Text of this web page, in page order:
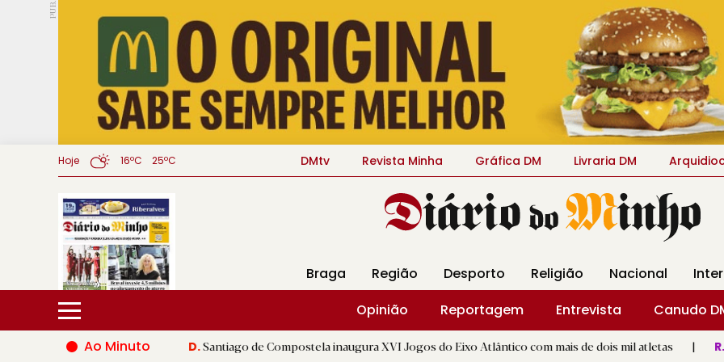
PUB.
Hoje 16ºC 25ºC DMtv Revista Minha Gráfica DM Livraria DM
Braga Região Desporto Religião Nacional
Opinião
Reportagem Entrevista
Canudo
Ao Minuto
| D.Santiago de Compostela inaugura XVI Jogos do Eixo Atlântico com mais de dois mil atletas | R.Padre Tobias